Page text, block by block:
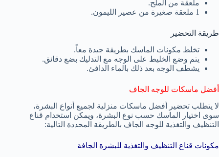
ملعقة من الملح.
1 ملعقة صغيرة من عصير الليمون.
طريقة التحضير
تخلط مكونات الماسك بطريقة جيدة معاً.
يتم وضع الخليط على الوجه مع التدليك بضع دقائق.
يشطف الوجه بعد ذلك بالماء الدافئ.
أفضل ماسكات للوجه الجاف
لا يتطلب تحضير أفضل ماسكات منزلية لجميع أنواع البشرة،
سوى اختيار الماسك حسب نوع البشرة، ويمكن استخدام قناع
التنظيف والتغذية للوجه الجاف بالطريقة المحددة التالية:
مكونات قناع التنظيف والتغذية للبشرة الجافة